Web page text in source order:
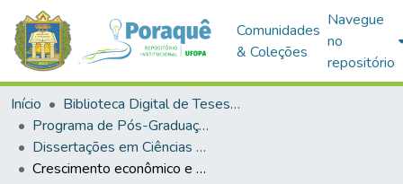
Comunidades
& Coleções
Navegue
no
repositório
Início
Biblioteca Digital de Teses e Dissertações (BDTD)
Programa de Pós-Graduação em Ciências da Sociedade (PPGCS)
Dissertações em Ciências da Sociedade (Mestrado)
Crescimento econômico e degradação ambiental no Pará à luz da Curva de Kuznets Ambiental entre os anos 2002 a 2018